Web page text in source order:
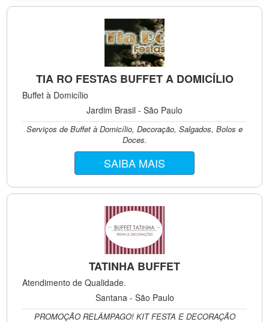
TIA RO FESTAS BUFFET A DOMICÍLIO
Buffet à Domicílio
Jardim Brasil - São Paulo
Serviços de Buffet à Domicílio, Decoração, Salgados, Bolos e
Doces.
SAIBA MAIS
TATINHA BUFFET
Atendimento de Qualidade.
Santana - São Paulo
PROMOÇÃO RELÂMPAGO! KIT FESTA E DECORAÇÃO